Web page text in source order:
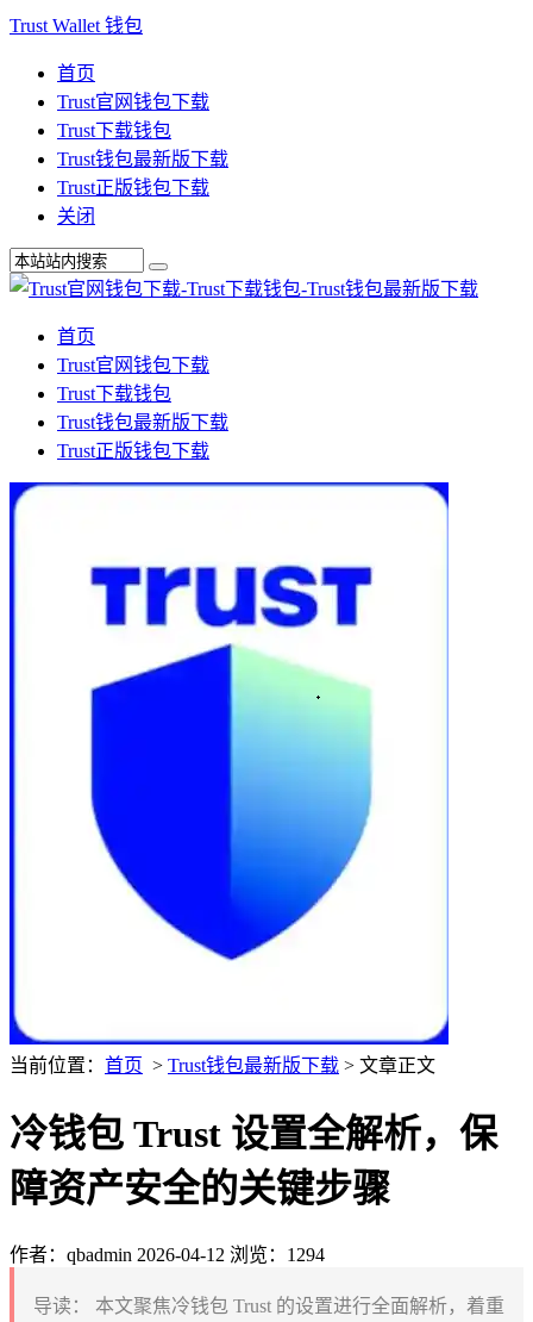
Trust Wallet 钱包
首页
Trust官网钱包下载
Trust下载钱包
Trust钱包最新版下载
Trust正版钱包下载
关闭
首页
Trust官网钱包下载
Trust下载钱包
Trust钱包最新版下载
Trust正版钱包下载
当前位置： 首页 > Trust钱包最新版下载 > 文章正文
冷钱包 Trust 设置全解析，保
障资产安全的关键步骤
作者：qbadmin 2026-04-12 浏览：1294
导读：
本文聚焦冷钱包 Trust 的设置进行全面解析，着重